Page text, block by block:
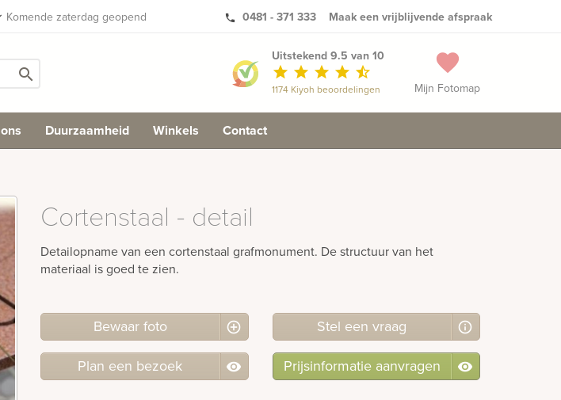
Komende zaterdag geopend phone 0481 - 371 333 Maak een vrijblijvende afspraak
search favorite
Mijn Fotomap
Uitstekend 9.5 van 10
star star star star star_half
1174 Kiyoh beoordelingen
Duurzaamheid Winkels Contact
Cortenstaal - detail
Detailopname van een cortenstaal grafmonument. De structuur van het
materiaal is goed te zien.
Bewaar foto Stel een vraag
Plan een bezoek Prijsinformatie aanvragen